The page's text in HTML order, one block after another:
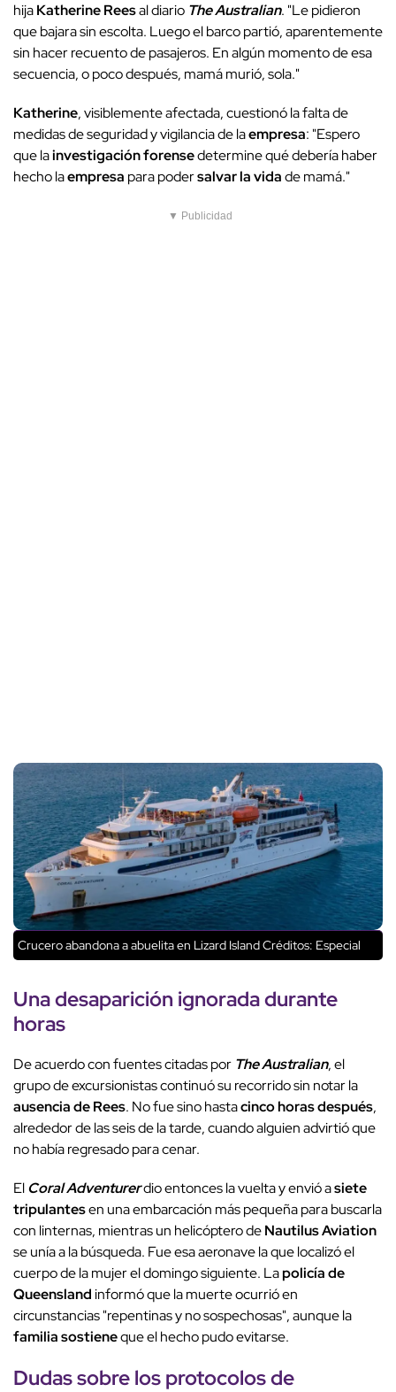
hijaKatherine Reesal diario The Australian. "Le pidieron
que bajara sin escolta. Luego el barco partió, aparentemente
sin hacer recuento de pasajeros. En algún momento de esa
secuencia, o poco después, mamá murió, sola."
Katherine, visiblemente afectada, cuestionó la falta de
medidas de seguridad y vigilancia de laempresa: "Espero
que lainvestigación forensedetermine qué debería haber
hecho laempresa para podersalvar la vidade mamá."
▼ Publicidad
Crucero abandona a abuelita en Lizard IslandCréditos: Especial
Una desaparición ignorada durante
horas
De acuerdo con fuentes citadas por The Australian, el
grupo de excursionistas continuó su recorrido sin notar la
ausencia de Rees. No fue sino hastacinco horas después,
alrededor de las seis de la tarde, cuando alguien advirtió que
no había regresado para cenar.
ElCoral Adventurerdio entonces la vuelta y envió asiete
tripulantesen una embarcación más pequeña para buscarla
con linternas, mientras un helicóptero deNautilus Aviation
se unía a la búsqueda. Fue esa aeronave la que localizó el
cuerpo de la mujer el domingo siguiente. Lapolicía de
Queenslandinformó que la muerte ocurrió en
circunstancias "repentinas y no sospechosas", aunque la
familia sostieneque el hecho pudo evitarse.
Dudas sobre losprotocolos de